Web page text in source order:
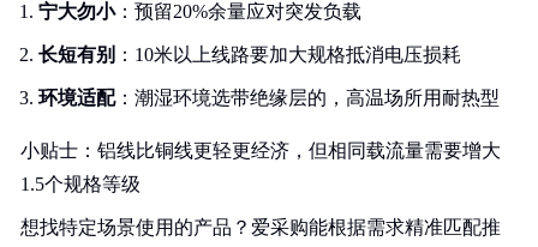
宁大勿小：预留20%余量应对突发负载
长短有别 ：10米以上线路要加大规格抵消电压损耗
环境适配：潮湿环境选带绝缘层的，高温场所用耐热型
小贴士：铝线比铜线更轻更经济，但相同载流量需要增大
1.5个规格等级
想找特定场景使用的产品？爱采购能根据需求精准匹配推